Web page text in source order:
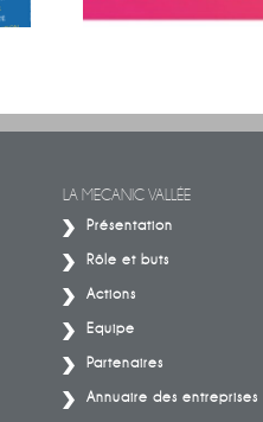
LA MECANIC VALLÉE
Présentation
Rôle et buts
Actions
Equipe
Partenaires
Annuaire des entreprises